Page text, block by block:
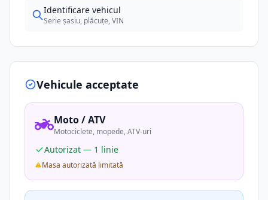
Identificare vehicul
Serie șasiu, plăcuțe, VIN
Vehicule acceptate
Moto / ATV
Motociclete, mopede, ATV-uri
Autorizat — 1 linie
Masa autorizată limitată